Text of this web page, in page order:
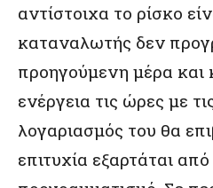
αντίστοιχα το ρίσκο
καταναλωτής δεν
προηγούμενη μέρα
ενέργεια τις ώρες με
λογαριασμός του θα
επιτυχία εξαρτάται